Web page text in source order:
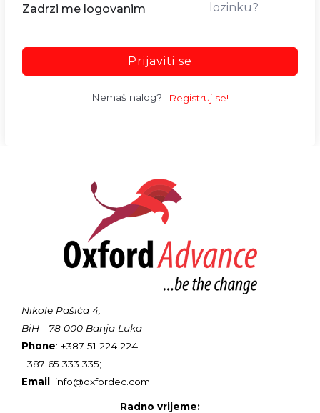
Zadrzi me logovanim
lozinku?
Prijaviti se
Nemaš nalog? Registruj se!
Nikole Pašića 4,
BiH - 78 000 Banja Luka
Phone: +387 51 224 224
+387 65 333 335;
Email: info@oxfordec.com
Radno vrijeme: